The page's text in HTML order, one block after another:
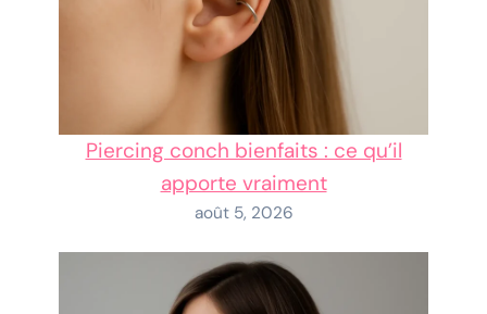
Piercing conch bienfaits : ce qu’il
apporte vraiment
août 5, 2026